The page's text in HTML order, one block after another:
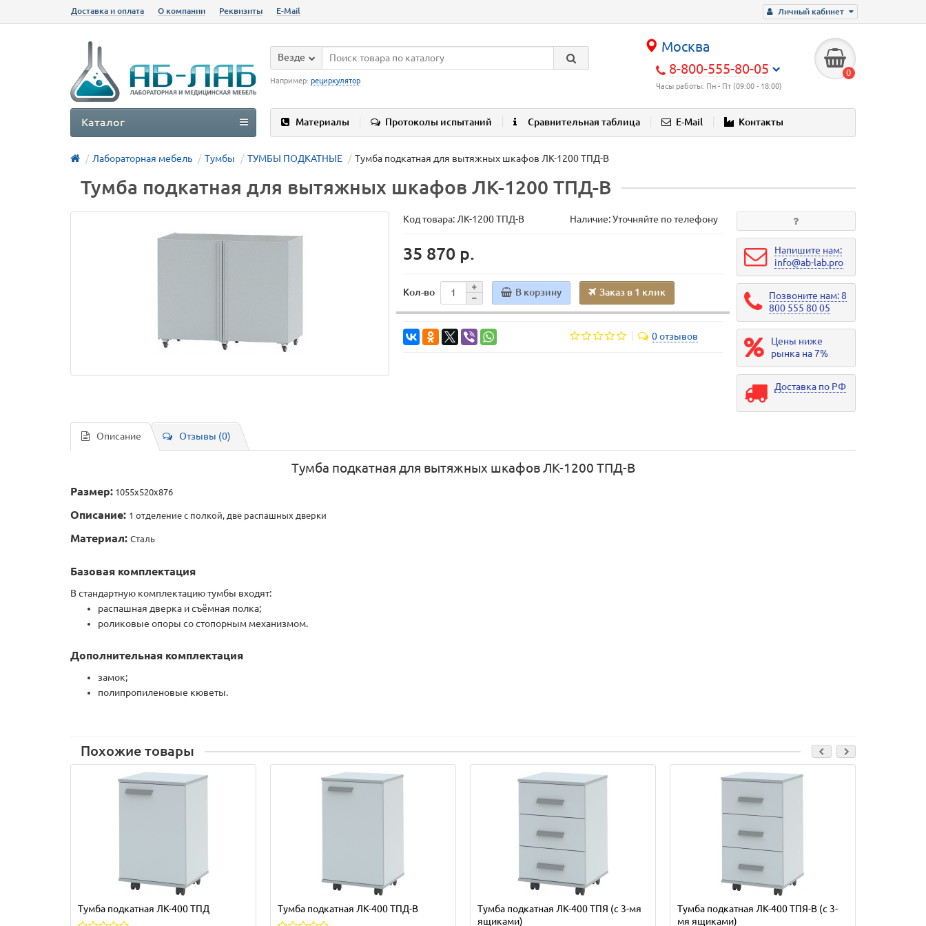
Личный кабинет
Доставка и оплата О компании Реквизиты E-Mail
Москва
8-800-555-80-05
Часы работы: Пн - Пт (09:00 - 18:00)
0
Везде
Например: рециркулятор
Материалы Протоколы испытаний Сравнительная таблица E-Mail Контакты
Каталог
Лабораторная мебель Тумбы ТУМБЫ ПОДКАТНЫЕ Тумба подкатная для вытяжных шкафов ЛК-1200 ТПД-В
Тумба подкатная для вытяжных шкафов ЛК-1200 ТПД-В
Код товара: ЛК-1200 ТПД-В Наличие: Уточняйте по телефону
35 870 р.
Кол-во В корзину Заказ в 1 клик
0 отзывов
Напишите нам:
info@ab-lab.pro
Позвоните нам: 8
800 555 80 05
Цены ниже
рынка на 7%
Доставка по РФ
Описание Отзывы (0)
Тумба подкатная для вытяжных шкафов ЛК-1200 ТПД-В
Размер: 1055х520х876
Описание: 1 отделение с полкой, две распашных дверки
Материал: Сталь
Базовая комплектация
В стандартную комплектацию тумбы входят:
распашная дверка и съёмная полка;
роликовые опоры со стопорным механизмом.
Дополнительная комплектация
замок;
полипропиленовые кюветы.
Похожие товары
Тумба подкатная ЛК-400 ТПД Тумба подкатная ЛК-400 ТПД-В
Тумба подкатная ЛК-400 ТПЯ (с 3-мя
ящиками)
Тумба подкатная ЛК-400 ТПЯ-В (с 3-
мя ящиками)